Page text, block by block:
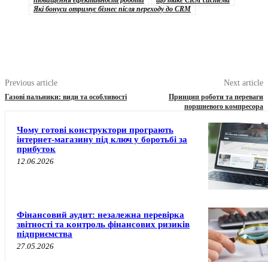
Які бонуси отримує бізнес після переходу до CRM
Previous article
Газові пальники: види та особливості
Next article
Принцип роботи та переваги
поршневого компресора
Чому готові конструктори програють
інтернет-магазину під ключ у боротьбі за
прибуток
12.06.2026
Фінансовий аудит: незалежна перевірка
звітності та контроль фінансових ризиків
підприємства
27.05.2026